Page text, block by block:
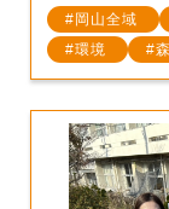
岡山全域
環境